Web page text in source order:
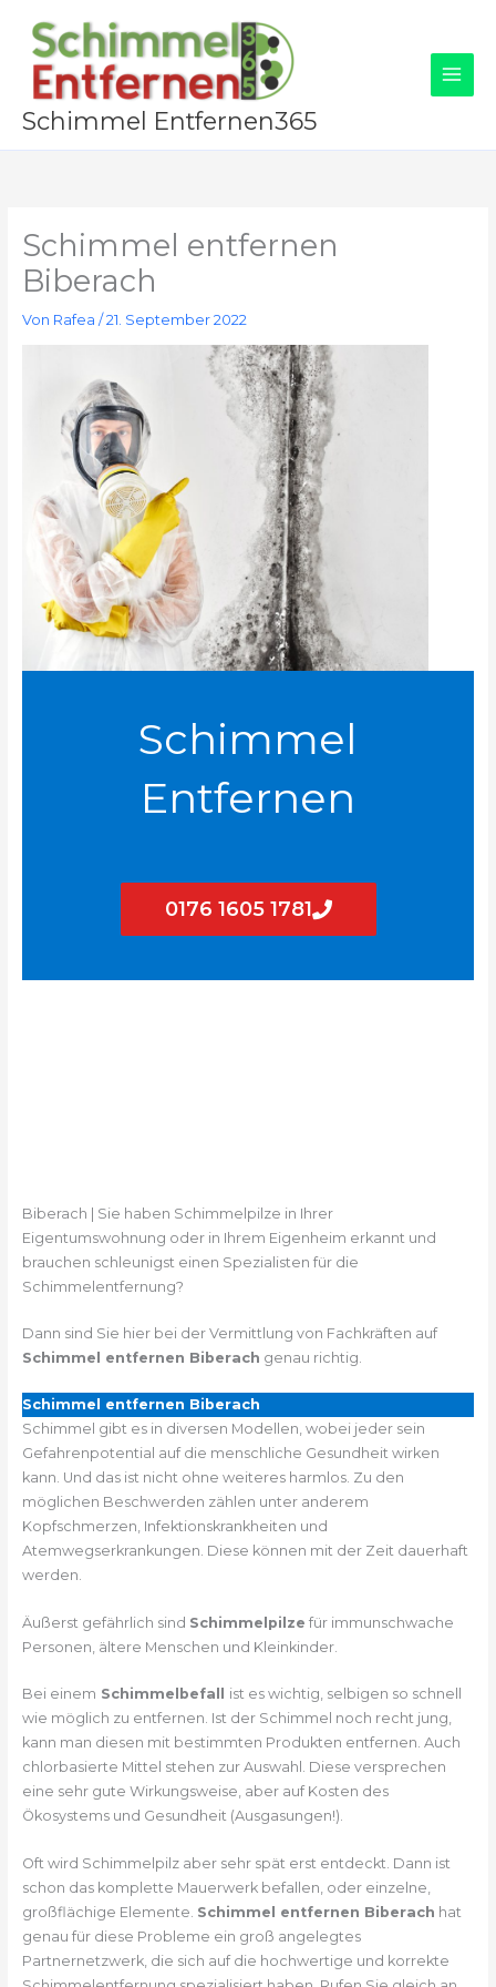
Inhalt
springen
Schimmel Entfernen365
Schimmel entfernen
Biberach
Von Rafea /21. September 2022
Schimmel
Entfernen
0176 1605 1781
Biberach | Sie haben Schimmelpilze in Ihrer
Eigentumswohnung oder in Ihrem Eigenheim erkannt und
brauchen schleunigst einen Spezialisten für die
Schimmelentfernung?
Dann sind Sie hier bei der Vermittlung von Fachkräften auf
Schimmel entfernen Biberach genau richtig.
Schimmel entfernen Biberach
Schimmel gibt es in diversen Modellen, wobei jeder sein
Gefahrenpotential auf die menschliche Gesundheit wirken
kann. Und das ist nicht ohne weiteres harmlos. Zu den
möglichen Beschwerden zählen unter anderem
Kopfschmerzen, Infektionskrankheiten und
Atemwegserkrankungen. Diese können mit der Zeit dauerhaft
werden.
Äußerst gefährlich sind Schimmelpilze für immunschwache
Personen, ältere Menschen und Kleinkinder.
Bei einem Schimmelbefall ist es wichtig, selbigen so schnell
wie möglich zu entfernen. Ist der Schimmel noch recht jung,
kann man diesen mit bestimmten Produkten entfernen. Auch
chlorbasierte Mittel stehen zur Auswahl. Diese versprechen
eine sehr gute Wirkungsweise, aber auf Kosten des
Ökosystems und Gesundheit (Ausgasungen!).
Oft wird Schimmelpilz aber sehr spät erst entdeckt. Dann ist
schon das komplette Mauerwerk befallen, oder einzelne,
großflächige Elemente. Schimmel entfernen Biberach hat
genau für diese Probleme ein groß angelegtes
Partnernetzwerk, die sich auf die hochwertige und korrekte